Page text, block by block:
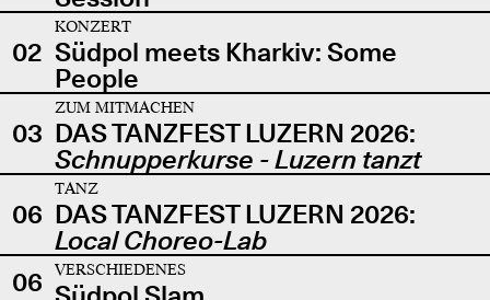
02
KONZERT
Südpol meets Kharkiv: Some
People
03
ZUM MITMACHEN
DAS TANZFEST LUZERN 2026:
Schnupperkurse - Luzern tanzt
06
TANZ
DAS TANZFEST LUZERN 2026:
Local Choreo-Lab
06
VERSCHIEDENES